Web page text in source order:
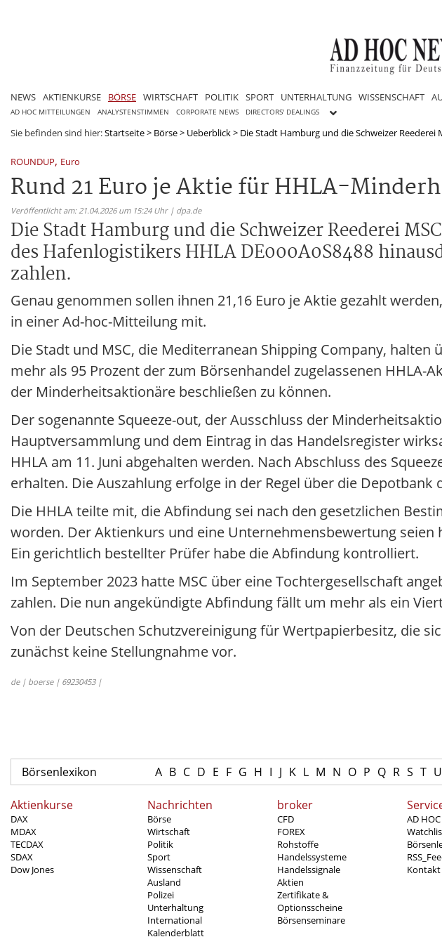
NEWS AKTIENKURSE BÖRSE WIRTSCHAFT POLITIK SPORT UNTERHALTUNG WISSENSCHAFT
AD HOC MITTEILUNGEN ANALYSTENSTIMMEN CORPORATE NEWS DIRECTORS' DEALINGS
Sie befinden sind hier:Startseite> Börse> Ueberblick> Die Stadt Hamburg und die Schweizer Reederei
ROUNDUP, Euro
Rund 21 Euro je Aktie für HHLA-
Veröffentlicht am: 21.04.2026 um 15:24 Uhr | dpa.de
Die Stadt Hamburg und die Schweizer Reederei
des Hafenlogistikers HHLA DE000A0S8488
zahlen.
Genau genommen sollen ihnen 21,16 Euro je Aktie gezahlt
in einer Ad-hoc-Mitteilung mit.
Die Stadt und MSC, die Mediterranean Shipping Company,
mehr als 95 Prozent der zum Börsenhandel zugelassenen HHLA-
der Minderheitsaktionäre beschließen zu können.
Der sogenannte Squeeze-out, der Ausschluss der
Hauptversammlung und dem Eintrag in das Handelsregister
HHLA am 11. Juni abgehalten werden. Nach Abschluss des
erhalten. Die Auszahlung erfolge in der Regel über die Depotbank
Die HHLA teilte mit, die Abfindung sei nach den gesetzlichen
worden. Der Aktienkurs und eine Unternehmensbewertung
Ein gerichtlich bestellter Prüfer habe die Abfindung kontrolliert.
Im September 2023 hatte MSC über eine Tochtergesellschaft
zahlen. Die nun angekündigte Abfindung fällt um mehr als ein
Von der Deutschen Schutzvereinigung für Wertpapierbesitz, die
zunächst keine Stellungnahme vor.
de | boerse | 69230453 |
Börsenlexikon A B C D E F G H I J K L M N O P Q R S T U
Aktienkurse
DAX
MDAX
TECDAX
SDAX
Dow Jones
Nachrichten
Börse
Wirtschaft
Politik
Sport
Wissenschaft
Ausland
Polizei
Unterhaltung
International
Kalenderblatt
broker
CFD
FOREX
Rohstoffe
Handelssysteme
Handelssignale
Aktien
Zertifikate &
Optionsscheine
Börsenseminare
AD
Kontakt